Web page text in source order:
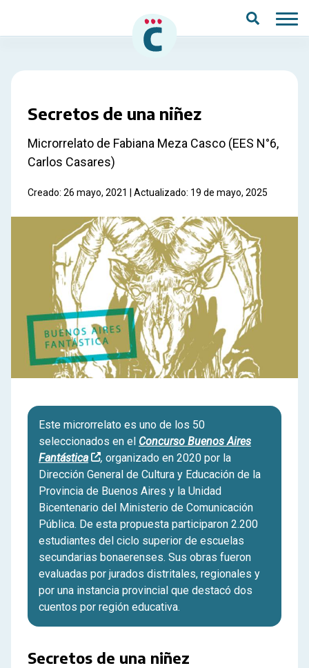
Secretos de una niñez
Microrrelato de Fabiana Meza Casco (EES N°6,
Carlos Casares)
Creado: 26 mayo, 2021 | Actualizado: 19 de mayo, 2025
Este microrrelato es uno de los 50
seleccionados en el Concurso Buenos Aires
Fantástica
, organizado en 2020 por la
Dirección General de Cultura y Educación de la
Provincia de Buenos Aires y la Unidad
Bicentenario del Ministerio de Comunicación
Pública. De esta propuesta participaron 2.200
estudiantes del ciclo superior de escuelas
secundarias bonaerenses. Sus obras fueron
evaluadas por jurados distritales, regionales y
por una instancia provincial que destacó dos
cuentos por región educativa.
Secretos de una niñez